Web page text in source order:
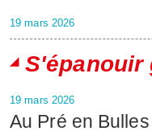
19 mars 2026
S'épanouir
19 mars 2026
Au Pré en